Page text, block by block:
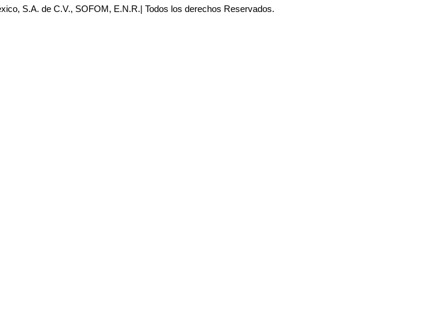
S.A. de C.V., SOFOM, E.N.R.| Todos los derechos Reservados.